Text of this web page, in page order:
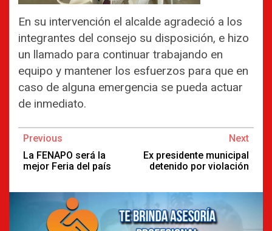
En su intervención el alcalde agradeció a los
integrantes del consejo su disposición, e hizo
un llamado para continuar trabajando en
equipo y mantener los esfuerzos para que en
caso de alguna emergencia se pueda actuar
de inmediato.
Continue
Reading
Previous
La FENAPO será la
mejor Feria del país
Next
Ex presidente municipal
detenido por violación